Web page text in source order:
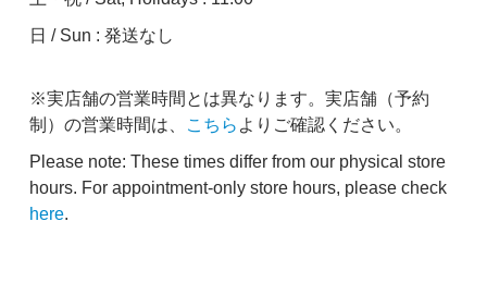
日 / Sun : 発送なし
※実店舗の営業時間とは異なります。実店舗（予約
制）の営業時間は、
こちら よりご確認ください。
Please note: These times differ from our physical store
hours. For appointment-only store hours, please check
here.